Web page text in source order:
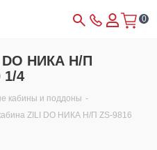
0
DO НИКА Н/П
1/4
кабины и поддоны -
ZILI DO НИКА Н/П ZS-9816